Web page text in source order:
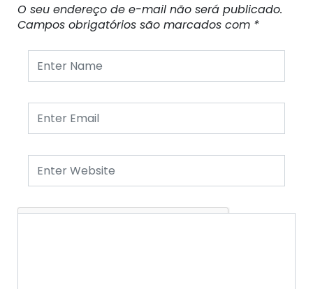
O seu endereço de e-mail não será publicado.
Campos obrigatórios são marcados com *